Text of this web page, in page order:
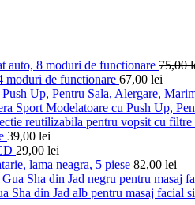
auto, 8 moduri de functionare 75,00
moduri de functionare 67,00 lei
Up, Pentru Sala, Alergare,
Sport Modelatoare cu Push Up,
reutilizabila pentru vopsit cu filtre
39,00 lei
29,00 lei
lama neagra, 5 piese 82,00 lei
Gua Sha din Jad negru pentru masaj
Sha din Jad alb pentru masaj facial